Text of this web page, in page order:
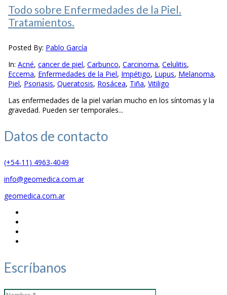
Todo sobre Enfermedades de la Piel.
Tratamientos.
Posted By: Pablo García
In: Acné, cancer de piel, Carbunco, Carcinoma, Celulitis,
Eccema, Enfermedades de la Piel, Impétigo, Lupus, Melanoma,
Piel, Psoriasis, Queratosis, Rosácea, Tiña, Vitiligo
Las enfermedades de la piel varían mucho en los síntomas y la
gravedad. Pueden ser temporales...
Datos de contacto
(+54-11) 4963-4049
info@geomedica.com.ar
geomedica.com.ar
Escríbanos